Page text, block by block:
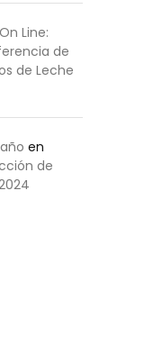
Line:
de
de Leche
en
de